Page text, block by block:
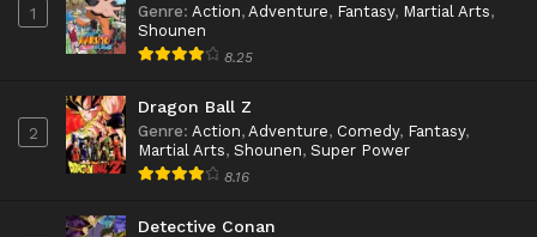
1 Genre: Action, Adventure, Fantasy, Martial Arts,
Shounen
8.25
2
Dragon Ball Z
Genre: Action, Adventure, Comedy, Fantasy,
Martial Arts, Shounen, Super Power
8.16
Detective Conan